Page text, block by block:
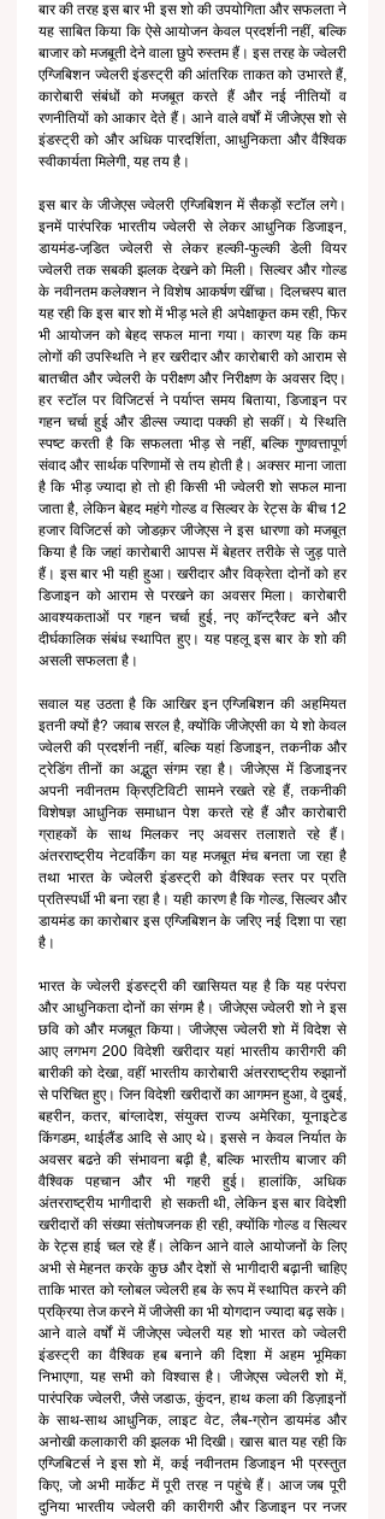
बार की तरह इस बार भी इस शो की उपयोगिता और सफलता ने
यह साबित किया कि ऐसे आयोजन केवल प्रदर्शनी नहीं, बल्कि
बाजार को मजबूती देने वाला छुपे रुस्तम हैं। इस तरह के ज्वेलरी
एग्जिबिशन ज्वेलरी इंडस्ट्री की आंतरिक ताकत को उभारते हैं,
कारोबारी संबंधों को मजबूत करते हैं और नई नीतियों व
रणनीतियों को आकार देते हैं। आने वाले वर्षों में जीजेएस शो से
इंडस्ट्री को और अधिक पारदर्शिता, आधुनिकता और वैश्विक
स्वीकार्यता मिलेगी, यह तय है।
इस बार के जीजेएस ज्वेलरी एग्जिबिशन में सैकड़ों स्टॉल लगे।
इनमें पारंपरिक भारतीय ज्वेलरी से लेकर आधुनिक डिजाइन,
डायमंड-जडि़त ज्वेलरी से लेकर हल्की-फुल्की डेली वियर
ज्वेलरी तक सबकी झलक देखने को मिली। सिल्वर और गोल्ड
के नवीनतम कलेक्शन ने विशेष आकर्षण खींचा। दिलचस्प बात
यह रही कि इस बार शो में भीड़ भले ही अपेक्षाकृत कम रही, फिर
भी आयोजन को बेहद सफल माना गया। कारण यह कि कम
लोगों की उपस्थिति ने हर खरीदार और कारोबारी को आराम से
बातचीत और ज्वेलरी के परीक्षण और निरीक्षण के अवसर दिए।
हर स्टॉल पर विजिटर्स ने पर्याप्त समय बिताया, डिजाइन पर
गहन चर्चा हुई और डील्स ज्यादा पक्की हो सकीं। ये स्थिति
स्पष्ट करती है कि सफलता भीड़ से नहीं, बल्कि गुणवत्तापूर्ण
संवाद और सार्थक परिणामों से तय होती है। अक्सर माना जाता
है कि भीड़ ज्यादा हो तो ही किसी भी ज्वेलरी शो सफल माना
जाता है, लेकिन बेहद महंगे गोल्ड व सिल्वर के रेट्स के बीच 12
हजार विजिटर्स को जोडक़र जीजेएस ने इस धारणा को मजबूत
किया है कि जहां कारोबारी आपस में बेहतर तरीके से जुड़ पाते
हैं। इस बार भी यही हुआ। खरीदार और विक्रेता दोनों को हर
डिजाइन को आराम से परखने का अवसर मिला। कारोबारी
आवश्यकताओं पर गहन चर्चा हुई, नए कॉन्ट्रैक्ट बने और
दीर्घकालिक संबंध स्थापित हुए। यह पहलू इस बार के शो की
असली सफलता है।
सवाल यह उठता है कि आखिर इन एग्जिबिशन की अहमियत
इतनी क्यों है? जवाब सरल है, क्योंकि जीजेएसी का ये शो केवल
ज्वेलरी की प्रदर्शनी नहीं, बल्कि यहां डिजाइन, तकनीक और
ट्रेडिंग तीनों का अद्भुत संगम रहा है। जीजेएस में डिजाइनर
अपनी नवीनतम क्रिएटिविटी सामने रखते रहे हैं, तकनीकी
विशेषज्ञ आधुनिक समाधान पेश करते रहे हैं और कारोबारी
ग्राहकों के साथ मिलकर नए अवसर तलाशते रहे हैं।
अंतरराष्ट्रीय नेटवर्किंग का यह मजबूत मंच बनता जा रहा है
तथा भारत के ज्वेलरी इंडस्ट्री को वैश्विक स्तर पर प्रति
प्रतिस्पर्धी भी बना रहा है। यही कारण है कि गोल्ड, सिल्वर और
डायमंड का कारोबार इस एग्जिबिशन के जरिए नई दिशा पा रहा
है।
भारत के ज्वेलरी इंडस्ट्री की खासियत यह है कि यह परंपरा
और आधुनिकता दोनों का संगम है। जीजेएस ज्वेलरी शो ने इस
छवि को और मजबूत किया। जीजेएस ज्वेलरी शो में विदेश से
आए लगभग 200 विदेशी खरीदार यहां भारतीय कारीगरी की
बारीकी को देखा, वहीं भारतीय कारोबारी अंतरराष्ट्रीय रुझानों
से परिचित हुए। जिन विदेशी खरीदारों का आगमन हुआ, वे दुबई,
बहरीन, कतर, बांग्लादेश, संयुक्त राज्य अमेरिका, यूनाइटेड
किंगडम, थाईलैंड आदि से आए थे। इससे न केवल निर्यात के
अवसर बढऩे की संभावना बढ़ी है, बल्कि भारतीय बाजार की
वैश्विक पहचान और भी गहरी हुई। हालांकि, अधिक
अंतरराष्ट्रीय भागीदारी  हो सकती थी, लेकिन इस बार विदेशी
खरीदारों की संख्या संतोषजनक ही रही, क्योंकि गोल्ड व सिल्वर
के रेट्स हाई चल रहे हैं। लेकिन आने वाले आयोजनों के लिए
अभी से मेहनत करके कुछ और देशों से भागीदारी बढ़ानी चाहिए
ताकि भारत को ग्लोबल ज्वेलरी हब के रूप में स्थापित करने की
प्रक्रिया तेज करने में जीजेसी का भी योगदान ज्यादा बढ़ सके।
आने वाले वर्षों में जीजेएस ज्वेलरी यह शो भारत को ज्वेलरी
इंडस्ट्री का वैश्विक हब बनाने की दिशा में अहम भूमिका
निभाएगा, यह सभी को विश्वास है। जीजेएस ज्वेलरी शो में,
पारंपरिक ज्वेलरी, जैसे जडाऊ, कुंदन, हाथ कला की डिज़ाइनों
के साथ-साथ आधुनिक, लाइट वेट, लैब-ग्रोन डायमंड और
अनोखी कलाकारी की झलक भी दिखी। खास बात यह रही कि
एग्जिबिटर्स ने इस शो में, कई नवीनतम डिजाइन भी प्रस्तुत
किए, जो अभी मार्केट में पूरी तरह न पहुंचे हैं। आज जब पूरी
दुनिया भारतीय ज्वेलरी की कारीगरी और डिजाइन पर नजर